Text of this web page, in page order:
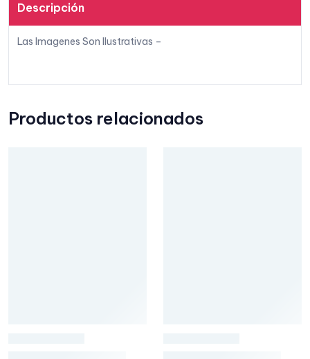
Descripción
Las Imagenes Son Ilustrativas –
Productos relacionados